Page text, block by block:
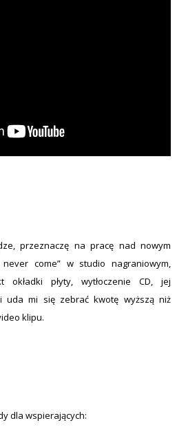
przeznaczę na pracę nad nowym
come” w studio nagraniowym,
okładki płyty, wytłoczenie CD, jej
uda mi się zebrać kwotę wyższą niż
klipu.
dla wspierających: